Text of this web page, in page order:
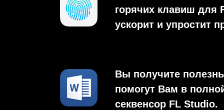
горячих клавиш для
ускорит и упростит
Вы получите
помогут Вам в
секвенсор FL Studio.